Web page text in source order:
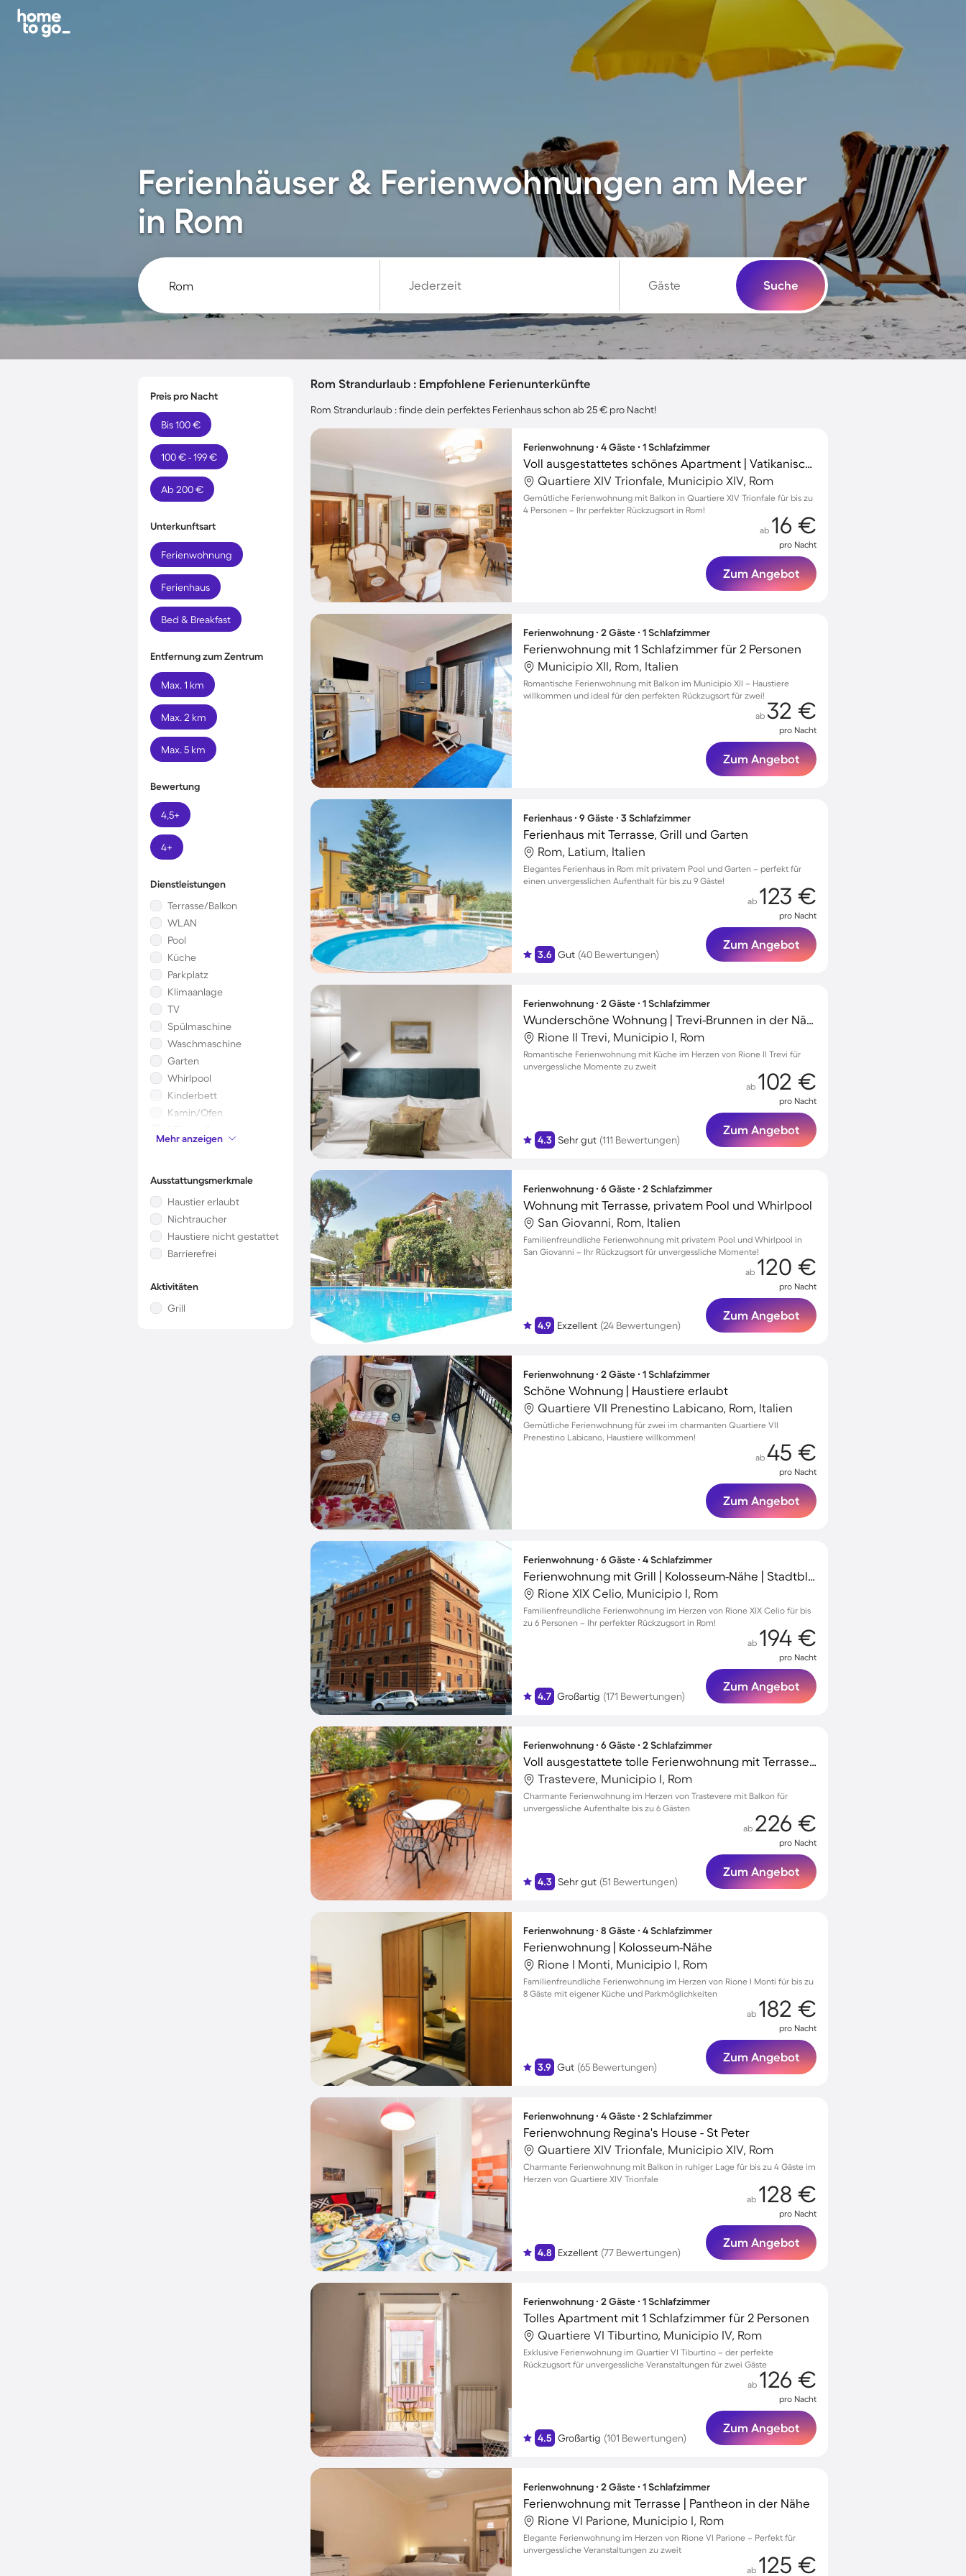
Ferienhäuser & Ferienwohnungen am Meer
in Rom
Jederzeit Gäste Suche
Preis pro Nacht
Bis 100 €
100 € - 199 €
Ab 200 €
Unterkunftsart
Ferienwohnung
Ferienhaus
Bed & Breakfast
Entfernung zum Zentrum
Max. 1 km
Max. 2 km
Max. 5 km
Bewertung
4,5+
4+
Dienstleistungen
Terrasse/Balkon
WLAN
Pool
Küche
Parkplatz
Klimaanlage
TV
Spülmaschine
Waschmaschine
Garten
Whirlpool
Kinderbett
Kamin/Ofen
Mikrowelle
Mehr anzeigen
Ausstattungsmerkmale
Haustier erlaubt
Nichtraucher
Haustiere nicht gestattet
Barrierefrei
Aktivitäten
Grill
Rom Strandurlaub : Empfohlene Ferienunterkünfte
Rom Strandurlaub : finde dein perfektes Ferienhaus schon ab 25 € pro Nacht!
Ferienwohnung ∙ 4 Gäste ∙ 1 Schlafzimmer
Voll ausgestattetes schönes Apartment | Vatikanische Museen-Nähe | Haustiere sind willkommen
Quartiere XIV Trionfale, Municipio XIV, Rom
Gemütliche Ferienwohnung mit Balkon in Quartiere XIV Trionfale für bis zu
4 Personen – Ihr perfekter Rückzugsort in Rom!
ab 16 €
pro Nacht
Zum Angebot
Ferienwohnung ∙ 2 Gäste ∙ 1 Schlafzimmer
Ferienwohnung mit 1 Schlafzimmer für 2 Personen
Municipio XII, Rom, Italien
Romantische Ferienwohnung mit Balkon im Municipio XII – Haustiere
willkommen und ideal für den perfekten Rückzugsort für zwei!
ab 32 €
pro Nacht
Zum Angebot
Ferienhaus ∙ 9 Gäste ∙ 3 Schlafzimmer
Ferienhaus mit Terrasse, Grill und Garten
Rom, Latium, Italien
Elegantes Ferienhaus in Rom mit privatem Pool und Garten – perfekt für
einen unvergesslichen Aufenthalt für bis zu 9 Gäste!
3.6 Gut (40 Bewertungen)
ab 123 €
pro Nacht
Zum Angebot
Ferienwohnung ∙ 2 Gäste ∙ 1 Schlafzimmer
Wunderschöne Wohnung | Trevi-Brunnen in der Nähe | Stadtblick
Rione II Trevi, Municipio I, Rom
Romantische Ferienwohnung mit Küche im Herzen von Rione II Trevi für
unvergessliche Momente zu zweit
4.3 Sehr gut (111 Bewertungen)
ab 102 €
pro Nacht
Zum Angebot
Ferienwohnung ∙ 6 Gäste ∙ 2 Schlafzimmer
Wohnung mit Terrasse, privatem Pool und Whirlpool
San Giovanni, Rom, Italien
Familienfreundliche Ferienwohnung mit privatem Pool und Whirlpool in
San Giovanni – Ihr Rückzugsort für unvergessliche Momente!
4.9 Exzellent (24 Bewertungen)
ab 120 €
pro Nacht
Zum Angebot
Ferienwohnung ∙ 2 Gäste ∙ 1 Schlafzimmer
Schöne Wohnung | Haustiere erlaubt
Quartiere VII Prenestino Labicano, Rom, Italien
Gemütliche Ferienwohnung für zwei im charmanten Quartiere VII
Prenestino Labicano, Haustiere willkommen!
ab 45 €
pro Nacht
Zum Angebot
Ferienwohnung ∙ 6 Gäste ∙ 4 Schlafzimmer
Ferienwohnung mit Grill | Kolosseum-Nähe | Stadtblick
Rione XIX Celio, Municipio I, Rom
Familienfreundliche Ferienwohnung im Herzen von Rione XIX Celio für bis
zu 6 Personen – Ihr perfekter Rückzugsort in Rom!
4.7 Großartig (171 Bewertungen)
ab 194 €
pro Nacht
Zum Angebot
Ferienwohnung ∙ 6 Gäste ∙ 2 Schlafzimmer
Voll ausgestattete tolle Ferienwohnung mit Terrasse | Petersdom in der Nähe | Stadtblick | Ideal für Homeoffice
Trastevere, Municipio I, Rom
Charmante Ferienwohnung im Herzen von Trastevere mit Balkon für
unvergessliche Aufenthalte bis zu 6 Gästen
4.3 Sehr gut (51 Bewertungen)
ab 226 €
pro Nacht
Zum Angebot
Ferienwohnung ∙ 8 Gäste ∙ 4 Schlafzimmer
Ferienwohnung | Kolosseum-Nähe
Rione I Monti, Municipio I, Rom
Familienfreundliche Ferienwohnung im Herzen von Rione I Monti für bis zu
8 Gäste mit eigener Küche und Parkmöglichkeiten
3.9 Gut (65 Bewertungen)
ab 182 €
pro Nacht
Zum Angebot
Ferienwohnung ∙ 4 Gäste ∙ 2 Schlafzimmer
Ferienwohnung Regina's House - St Peter
Quartiere XIV Trionfale, Municipio XIV, Rom
Charmante Ferienwohnung mit Balkon in ruhiger Lage für bis zu 4 Gäste im
Herzen von Quartiere XIV Trionfale
4.8 Exzellent (77 Bewertungen)
ab 128 €
pro Nacht
Zum Angebot
Ferienwohnung ∙ 2 Gäste ∙ 1 Schlafzimmer
Tolles Apartment mit 1 Schlafzimmer für 2 Personen
Quartiere VI Tiburtino, Municipio IV, Rom
Exklusive Ferienwohnung im Quartier VI Tiburtino – der perfekte
Rückzugsort für unvergessliche Veranstaltungen für zwei Gäste
4.5 Großartig (101 Bewertungen)
ab 126 €
pro Nacht
Zum Angebot
Ferienwohnung ∙ 2 Gäste ∙ 1 Schlafzimmer
Ferienwohnung mit Terrasse | Pantheon in der Nähe
Rione VI Parione, Municipio I, Rom
Elegante Ferienwohnung im Herzen von Rione VI Parione – Perfekt für
unvergessliche Veranstaltungen zu zweit
ab 125 €